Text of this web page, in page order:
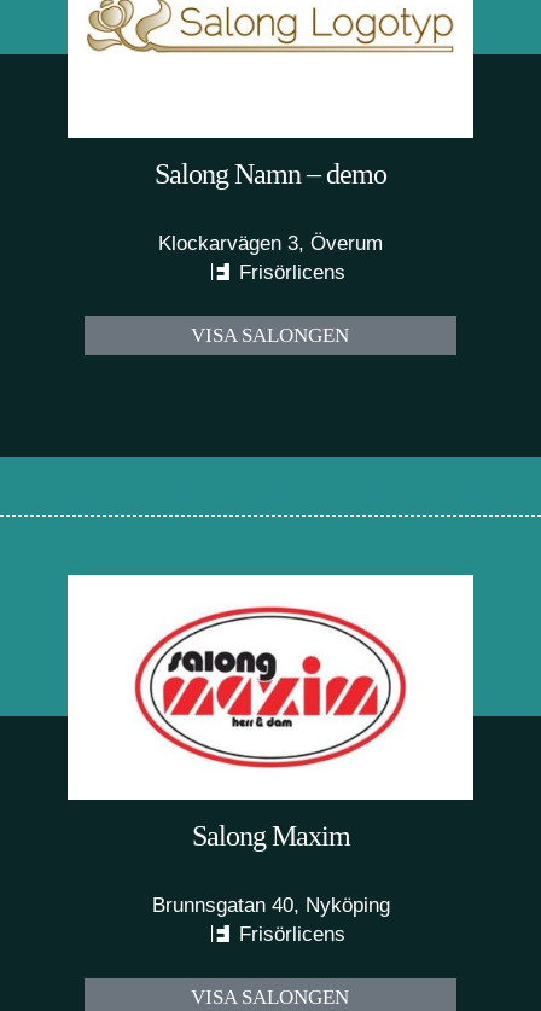
Salong Namn – demo
Klockarvägen 3, Överum
Frisörlicens
VISA SALONGEN
Salong Maxim
Brunnsgatan 40, Nyköping
Frisörlicens
VISA SALONGEN